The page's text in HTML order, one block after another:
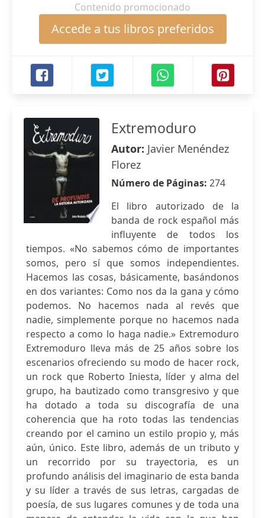
Contenido promocionado
Accede a tus libros preferidos
Extremoduro
Autor: Javier Menéndez
Florez
Número de Páginas: 274
El libro autorizado de la
banda de rock español más
influyente de todos los
tiempos. «No sabemos cómo de importantes
somos, pero sí que somos independientes.
Hacemos las cosas, básicamente, basándonos
en dos variantes: Como nos da la gana y cómo
podemos. No hacemos nada al revés que
nadie, simplemente porque no hacemos nada
respecto a como lo haga nadie.» Extremoduro
Extremoduro lleva más de 25 años sobre los
escenarios ofreciendo su modo de hacer rock,
un rock que Roberto Iniesta, líder y alma del
grupo, ha bautizado como transgresivo y que
ha dotado a toda su discografía de una
coherencia que ha roto todas las tendencias
creando por el camino un estilo propio y, más
aún, único. Este libro, además de un tributo y
un recorrido por su trayectoria, es un
profundo análisis del imaginario de esta banda
y su líder a través de sus letras, cargadas de
poesía, de sus lugares comunes y de toda una